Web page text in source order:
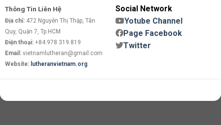
Thông Tin Liên Hệ
Địa chỉ: 472 Nguyễn Thị Thập, Tân
Quy, Quận 7, Tp.HCM
Điện thoại: +84.978.319.819
Email: vietnamlutheran@gmail.com
Website: lutheranvietnam.org
Social Network
Yotube Channel
Page Facebook
Twitter